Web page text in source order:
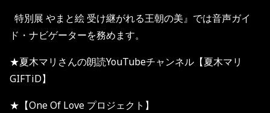
特別展 やまと絵 受け継がれる王朝の美』では音声ガイ
ド・ナビゲーターを務めます。
★夏木マリさんの朗読YouTubeチャンネル【夏木マリ
GIFTiD】
★【One Of Love プロジェクト】